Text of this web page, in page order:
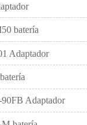
batería
Adaptador
Adaptador